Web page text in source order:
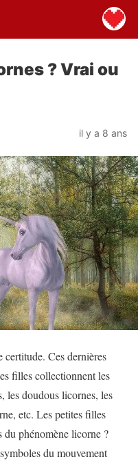
? Vrai ou
il y a 8 ans
certitude. Ces dernières
filles collectionnent les
les doudous licornes, les
etc. Les petites filles
du phénomène licorne ?
du mouvement